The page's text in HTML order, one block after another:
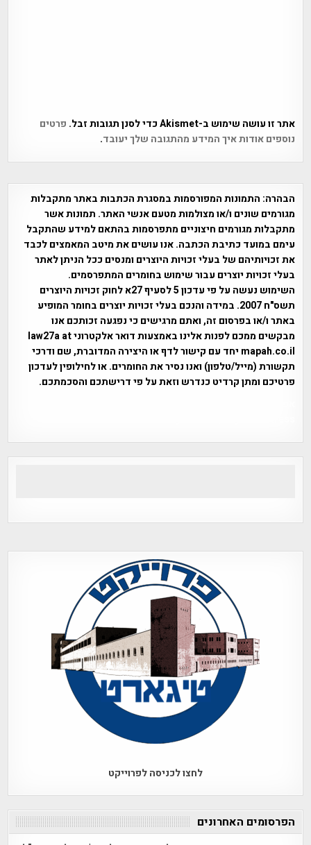
אתר זו עושה שימוש ב-Akismet כדי לסנן תגובות זבל.
פרטים
נוספים אודות איך המידע מהתגובה שלך יעובד.
הבהרה: התמונות המפורסמות במסגרת הכתבות באתר מתקבלות
מגורמים שונים ו/או מצולמות מטעם אנשי האתר. תמונות אשר
מתקבלות מגורמים חיצוניים מתפרסמות בהתאם למידע שהתקבל
עימם במועד כתיבת הכתבה. אנו עושים את מיטב המאמצים לכבד
את זכויותיהם של בעלי זכויות היוצרים ומנסים ככל הניתן לאתר
בעלי זכויות יוצרים עבור שימוש בחומרים המתפרסמים.
השימוש נעשה על פי עדכון 5 לסעיף 27א לחוק זכויות היוצרים
תשס"ח 2007. במידה והנכם בעלי זכויות יוצרים בחומר המופיע
באתר ו/או בפרסום זה, ואתם מרגישים כי נפגעה זכותכם אנו
מבקשים ממכם לפנות אלינו באמצעות דואר אלקטרוני law27a at
mapah.co.il יחד עם קישור לדף או היצירה המדוברת, שם ודרכי
תקשורת (מייל/טלפון) ואנו נסיר את החומרים. או לחילופין לעדכון
פרטיכם ומתן קרדיט כנדרש וזאת על פי דרישתכם והסכמתכם.
לחצו לכניסה לפרוייקט
הפרסומים האחרונים